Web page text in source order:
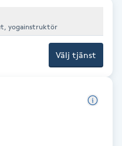
yogainstruktör
Välj tjänst